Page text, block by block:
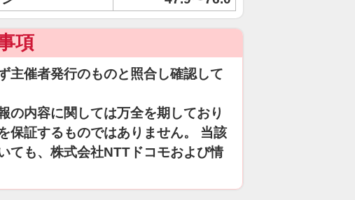
項
主催者発行のものと照合し確認して
の内容に関しては万全を期しており
保証するものではありません。 当該
ても、株式会社NTTドコモおよび情